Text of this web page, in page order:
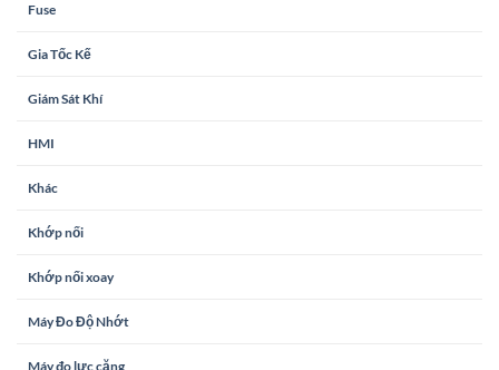
Fuse
Gia Tốc Kế
Giám Sát Khí
HMI
Khác
Khớp nối
Khớp nối xoay
Máy Đo Độ Nhớt
Máy đo lực căng